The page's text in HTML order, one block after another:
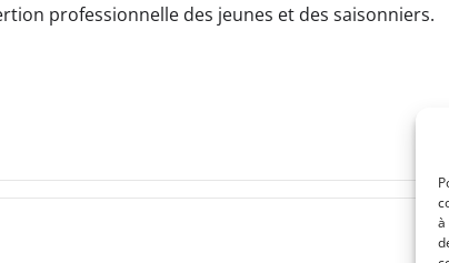
à
professionnelle des jeunes et des saisonniers.
navigation